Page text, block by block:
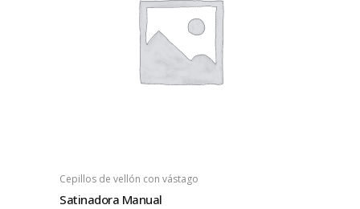
Cepillos de vellón con vástago
Satinadora Manual